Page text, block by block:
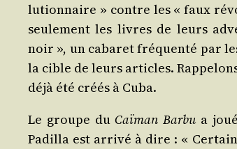
lu­tion­naire » contre les « faux
seule­ment les livres de leurs
noir », un caba­ret fré­quen­té par
la cible de leurs articles.
déjà été créés à Cuba.
Le groupe duCaï­man Bar­bu a
Padilla est arri­vé à dire : «